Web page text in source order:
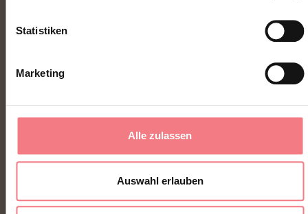
Statistiken
Marketing
Alle zulassen
Auswahl erlauben
Piazza Santo Stefano 15/17
32100 Belluno - Italia